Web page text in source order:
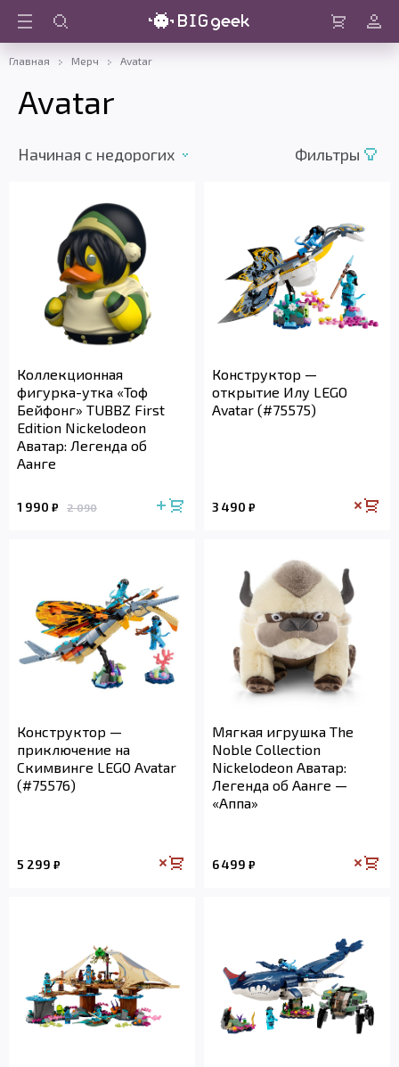
Войти
Главная Мерч Avatar
Avatar
Начиная с недорогих Фильтры
Коллекционная
фигурка-утка «Тоф
Бейфонг» TUBBZ First
Edition Nickelodeon
Аватар: Легенда об
Аанге
1 990 ₽ 2 090
Конструктор —
открытие Илу LEGO
Avatar (#75575)
3 490 ₽
Конструктор —
приключение на
Скимвинге LEGO Avatar
(#75576)
5 299 ₽
Мягкая игрушка The
Noble Collection
Nickelodeon Аватар:
Легенда об Аанге —
«Аппа»
6 499 ₽